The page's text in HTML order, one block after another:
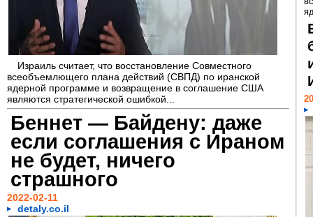
Израиль считает, что восстановление Совместного
всеобъемлющего плана действий (СВПД) по иранской
ядерной программе и возвращение в соглашение США
являются стратегической ошибкой...
Беннет — Байдену: даже
если соглашения с Ираном
не будет, ничего
страшного
2022-02-11
detaly.co.il